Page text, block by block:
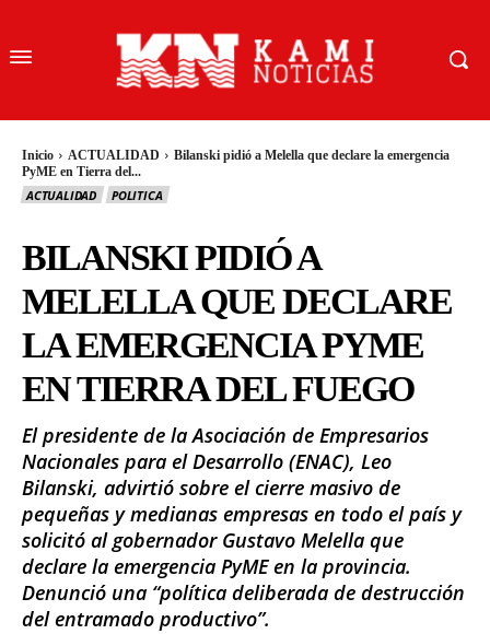
Inicio ACTUALIDAD
Bilanski pidió a Melella que declare la emergencia
PyME en Tierra del...
ACTUALIDAD POLITICA
BILANSKI PIDIÓ A
MELELLA QUE DECLARE
LA EMERGENCIA PYME
EN TIERRA DEL FUEGO
El presidente de la Asociación de Empresarios
Nacionales para el Desarrollo (ENAC), Leo
Bilanski, advirtió sobre el cierre masivo de
pequeñas y medianas empresas en todo el país y
solicitó al gobernador Gustavo Melella que
declare la emergencia PyME en la provincia.
Denunció una “política deliberada de destrucción
del entramado productivo”.